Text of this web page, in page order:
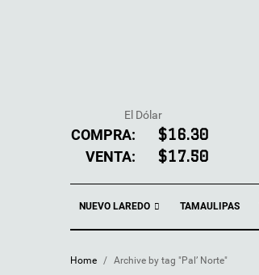
El Dólar
COMPRA: $16.30
VENTA: $17.50
NUEVO LAREDO TAMAULIPAS
Home / Archive by tag "Pal’ Norte"